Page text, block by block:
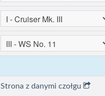
Strona z danymi czołgu